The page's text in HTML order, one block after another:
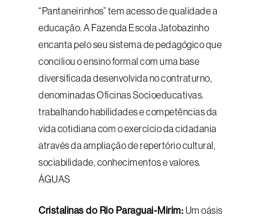
“Pantaneirinhos” tem acesso de qualidade a
educação. A Fazenda Escola Jatobazinho
encanta pelo seu sistema de pedagógico que
conciliou o ensino formal com uma base
diversificada desenvolvida no contraturno,
denominadas Oficinas Socioeducativas.
trabalhando habilidades e competências da
vida cotidiana com o exercício da cidadania
através da ampliação de repertório cultural,
sociabilidade, conhecimentos e valores.
ÁGUAS
Cristalinas do Rio Paraguai-Mirim: Um oásis